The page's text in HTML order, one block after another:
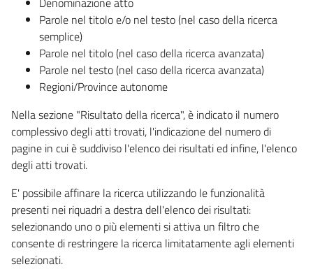
Parole nel titolo e/o nel testo (nel caso della ricerca
semplice)
Parole nel titolo (nel caso della ricerca avanzata)
Parole nel testo (nel caso della ricerca avanzata)
Regioni/Province autonome
Nella sezione "Risultato della ricerca", è indicato il numero
complessivo degli atti trovati, l'indicazione del numero di
pagine in cui è suddiviso l'elenco dei risultati ed infine, l'elenco
degli atti trovati.
E' possibile affinare la ricerca utilizzando le funzionalità
presenti nei riquadri a destra dell'elenco dei risultati:
selezionando uno o più elementi si attiva un filtro che
consente di restringere la ricerca limitatamente agli elementi
selezionati.